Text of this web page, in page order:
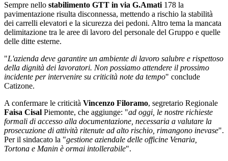
Sempre nello stabilimento GTT in via G.Amati 178 la
pavimentazione risulta disconnessa, mettendo a rischio la stabilità
dei carrelli elevatori e la sicurezza dei pedoni. Altro tema la mancata
delimitazione tra le aree di lavoro del personale del Gruppo e quelle
delle ditte esterne.
"L'azienda deve garantire un ambiente di lavoro salubre e rispettoso
della dignità dei lavoratori. Non possiamo attendere il prossimo
incidente per intervenire su criticità note da tempo" conclude
Catizone.
A confermare le criticità Vincenzo Filoramo, segretario Regionale
Faisa Cisal Piemonte, che aggiunge: "ad oggi, le nostre richieste
formali di accesso alla documentazione, necessaria a valutare la
prosecuzione di attività ritenute ad alto rischio, rimangono inevase".
Per il sindacato la "gestione aziendale delle officine Venaria,
Tortona e Manin è ormai intollerabile".